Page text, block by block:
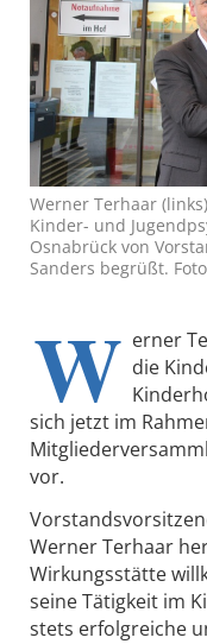
Werner Terhaar
Kinder- und
Osnabrück von
Sanders begrüßt.
W erner
die
sich jetzt im
vor.
Werner Terhaar
Wirkungsstätte
seine Tätigkeit im
stets erfolgreiche